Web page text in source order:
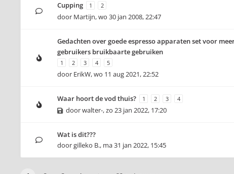
Cupping 1 2
door Martijn,wo 30 jan 2008, 22:47
Gedachten over goede espresso apparaten set voor
gebruikers bruikbaarte gebruiken
1 2 3 4 5
door ErikW,wo 11 aug 2021, 22:52
Waar hoort de vod thuis? 1 2 3 4
doorwalter-,zo 23 jan 2022, 17:20
Wat is dit???
doorgilleko B., ma 31 jan 2022, 15:45